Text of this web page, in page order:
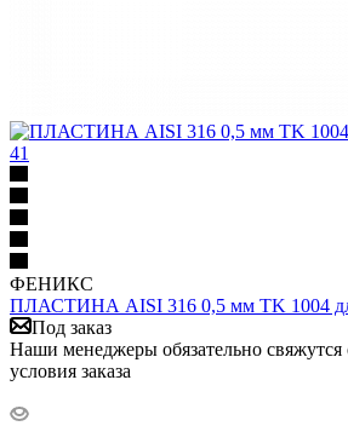
ФЕНИКС
ПЛАСТИНА AISI 316 0,5 мм TK 1004
Под заказ
Наши менеджеры обязательно свяжутся
условия заказа